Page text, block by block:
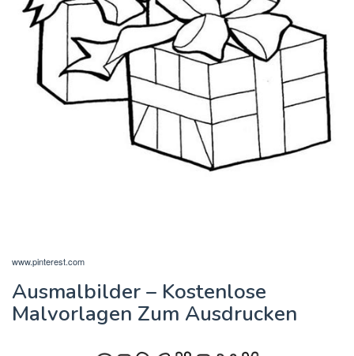
www.pinterest.com
Ausmalbilder – Kostenlose
Malvorlagen Zum Ausdrucken